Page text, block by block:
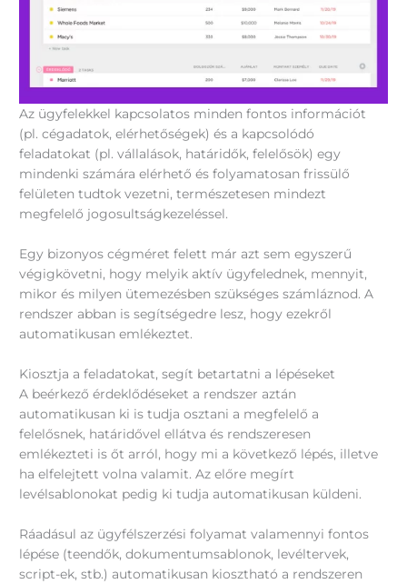
Az ügyfelekkel kapcsolatos minden fontos információt
(pl. cégadatok, elérhetőségek) és a kapcsolódó
feladatokat (pl. vállalások, határidők, felelősök) egy
mindenki számára elérhető és folyamatosan frissülő
felületen tudtok vezetni, természetesen mindezt
megfelelő jogosultságkezeléssel.
Egy bizonyos cégméret felett már azt sem egyszerű
végigkövetni, hogy melyik aktív ügyfelednek, mennyit,
mikor és milyen ütemezésben szükséges számláznod. A
rendszer abban is segítségedre lesz, hogy ezekről
automatikusan emlékeztet.
Kiosztja a feladatokat, segít betartatni a lépéseket
A beérkező érdeklődéseket a rendszer aztán
automatikusan ki is tudja osztani a megfelelő a
felelősnek, határidővel ellátva és rendszeresen
emlékezteti is őt arról, hogy mi a következő lépés, illetve
ha elfelejtett volna valamit. Az előre megírt
levélsablonokat pedig ki tudja automatikusan küldeni.
Ráadásul az ügyfélszerzési folyamat valamennyi fontos
lépése (teendők, dokumentumsablonok, levéltervek,
script-ek, stb.) automatikusan kiosztható a rendszeren